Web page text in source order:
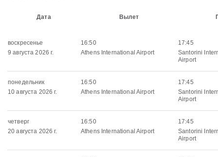
Дата Вылет
воскресенье
9 августа 2026 г.
16:50
Athens International Airport
17:45
Santorini
Airport
понедельник
10 августа 2026 г.
16:50
Athens International Airport
17:45
Santorini
Airport
четверг
20 августа 2026 г.
16:50
Athens International Airport
17:45
Santorini
Airport